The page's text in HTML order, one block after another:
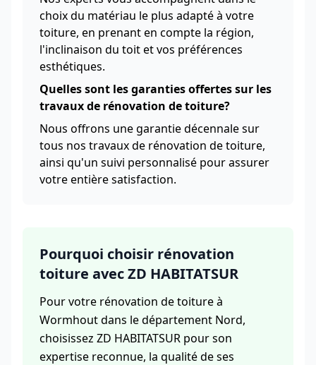
choix du matériau le plus adapté à votre
toiture, en prenant en compte la région,
l'inclinaison du toit et vos préférences
esthétiques.
Quelles sont les garanties offertes sur les
travaux de rénovation de toiture?
Nous offrons une garantie décennale sur
tous nos travaux de rénovation de toiture,
ainsi qu'un suivi personnalisé pour assurer
votre entière satisfaction.
Pourquoi choisir rénovation
toiture avec ZD HABITATSUR
Pour votre rénovation de toiture à
Wormhout dans le département Nord,
choisissez ZD HABITATSUR pour son
expertise reconnue, la qualité de ses